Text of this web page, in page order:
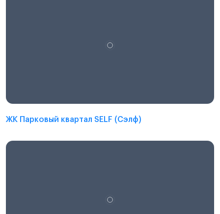
ЖК Парковый квартал SELF (Сэлф)